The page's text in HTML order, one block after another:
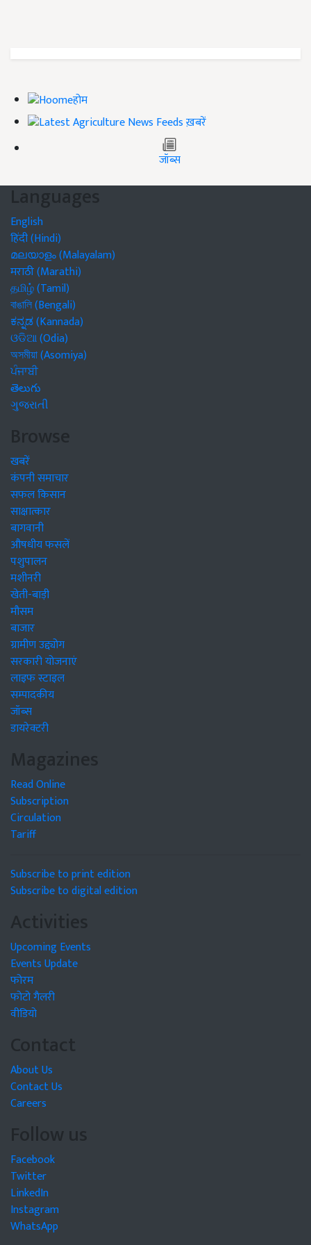
होम
ख़बरें
जॉब्स
Languages
English
हिंदी (Hindi)
മലയാളം (Malayalam)
मराठी (Marathi)
தமிழ் (Tamil)
বাঙালি (Bengali)
ಕನ್ನಡ (Kannada)
ଓଡିଆ (Odia)
অসমীয়া (Asomiya)
ਪੰਜਾਬੀ
తెలుగు
ગુજરાતી
Browse
खबरें
कंपनी समाचार
सफल किसान
साक्षात्कार
बागवानी
औषधीय फसलें
पशुपालन
मशीनरी
खेती-बाड़ी
मौसम
बाजार
ग्रामीण उद्द्योग
सरकारी योजनाएं
लाइफ स्टाइल
सम्पादकीय
जॉब्स
डायरेक्टरी
Magazines
Read Online
Subscription
Circulation
Tariff
Subscribe to print edition
Subscribe to digital edition
Activities
Upcoming Events
Events Update
फोरम
फोटो गैलरी
वीडियो
Contact
About Us
Contact Us
Careers
Follow us
Facebook
Twitter
LinkedIn
Instagram
WhatsApp